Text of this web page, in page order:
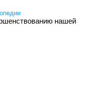
нашей